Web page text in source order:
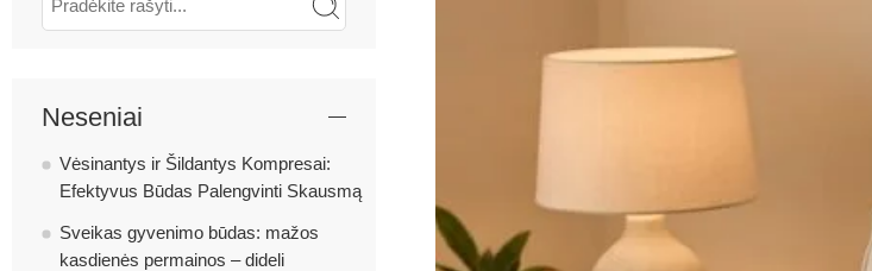
Neseniai
Vėsinantys ir Šildantys Kompresai:
Efektyvus Būdas Palengvinti Skausmą
Sveikas gyvenimo būdas: mažos
kasdienės permainos – dideli